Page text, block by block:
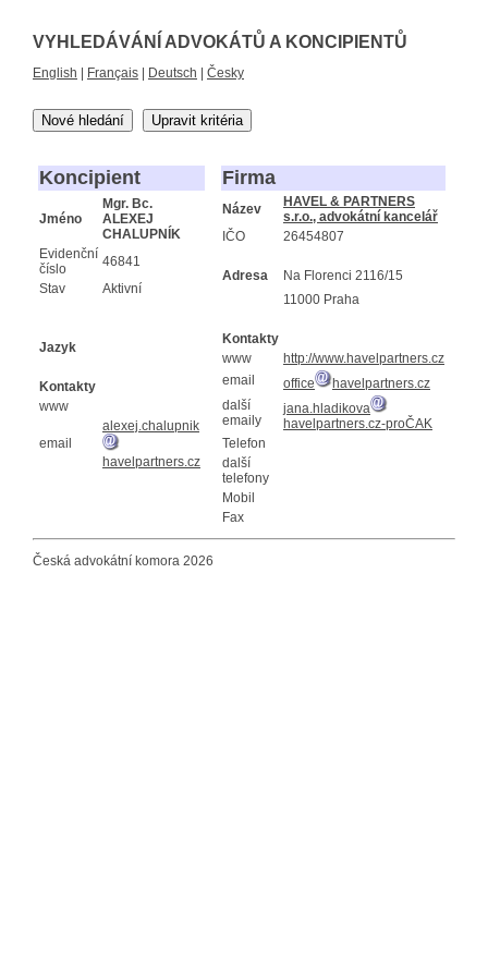
VYHLEDÁVÁNÍ ADVOKÁTŮ A KONCIPIENTŮ
English Français Deutsch Česky
Nové hledání Upravit kritéria
Koncipient
Jméno
Mgr. Bc.
ALEXEJ
CHALUPNÍK
Evidenční
číslo
46841
Stav
Aktivní
Jazyk
Kontakty
www
email
alexej.chalupnik
havelpartners.cz
Firma
Název
HAVEL & PARTNERS
s.r.o., advokátní kancelář
IČO
26454807
Adresa
Na Florenci 2116/15
11000 Praha
Kontakty
www
http://www.havelpartners.cz
email
office
havelpartners.cz
další
emaily
jana.hladikova
havelpartners.cz-proČAK
Telefon
další
telefony
Mobil
Fax
Česká advokátní komora 2026